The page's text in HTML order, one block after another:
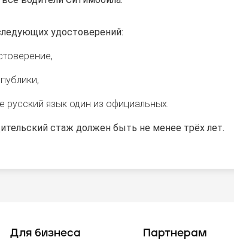
удостоверений:
русский язык один из официальных.
стаж должен быть не менее трёх лет.
Для бизнеса Партнерам